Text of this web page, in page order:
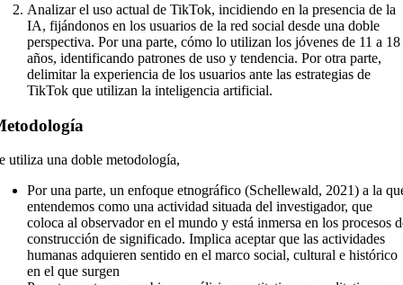
Analizar el uso actual de TikTok, incidiendo en la presencia de la
IA, fijándonos en los usuarios de la red social desde una doble
perspectiva. Por una parte, cómo lo utilizan los jóvenes de 11 a 18
años, identificando patrones de uso y tendencia. Por otra parte,
delimitar la experiencia de los usuarios ante las estrategias de
TikTok que utilizan la inteligencia artificial.
utiliza una doble metodología,
Por una parte, un enfoque etnográfico (Schellewald, 2021) a la
entendemos como una actividad situada del investigador, que
coloca al observador en el mundo y está inmersa en los procesos
construcción de significado. Implica aceptar que las actividades
humanas adquieren sentido en el marco social, cultural e histórico
en el que surgen